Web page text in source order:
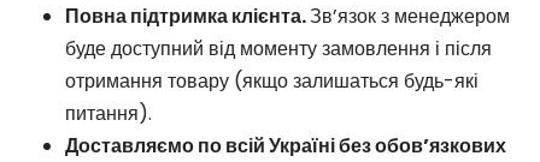
Повна підтримка клієнта.Зв’язок з менеджером
буде доступний від моменту замовлення і після
отримання товару (якщо залишаться будь-які
питання).
Доставляємо по всій Україні без обов’язкових